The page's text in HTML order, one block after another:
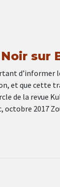
sur
d’informer
et que cette
de la revue
2017